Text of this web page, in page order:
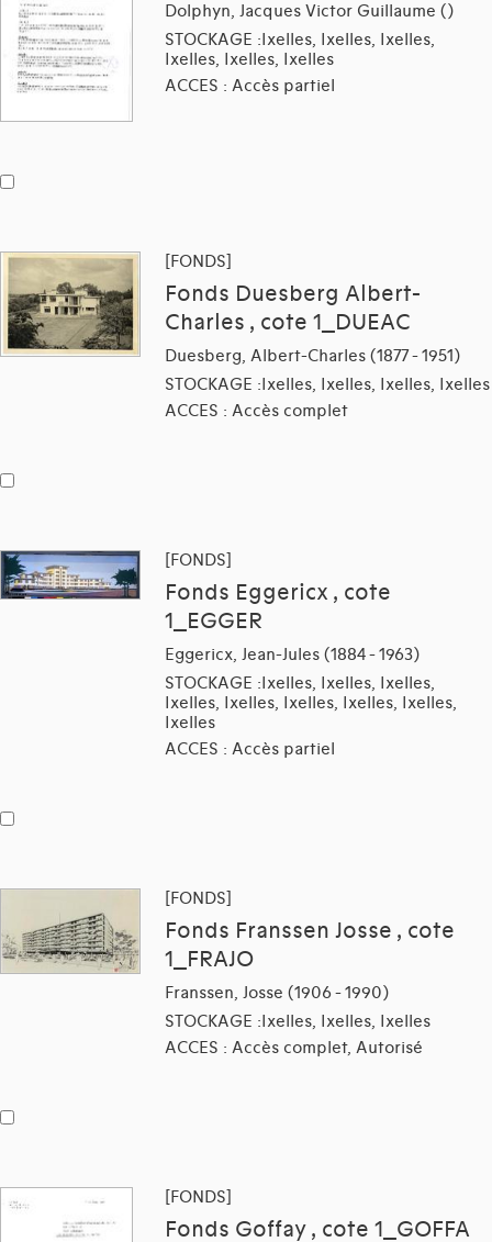
Dolphyn, Jacques Victor Guillaume ()
STOCKAGE :Ixelles, Ixelles, Ixelles,
Ixelles, Ixelles, Ixelles
ACCES : Accès partiel
[FONDS]
Fonds Duesberg Albert-
Charles , cote 1_DUEAC
Duesberg, Albert-Charles (1877 - 1951)
STOCKAGE :Ixelles, Ixelles, Ixelles, Ixelles
ACCES : Accès complet
[FONDS]
Fonds Eggericx , cote
1_EGGER
Eggericx, Jean-Jules (1884 - 1963)
STOCKAGE :Ixelles, Ixelles, Ixelles,
Ixelles, Ixelles, Ixelles, Ixelles, Ixelles,
Ixelles
ACCES : Accès partiel
[FONDS]
Fonds Franssen Josse , cote
1_FRAJO
Franssen, Josse (1906 - 1990)
STOCKAGE :Ixelles, Ixelles, Ixelles
ACCES : Accès complet, Autorisé
[FONDS]
Fonds Goffay , cote 1_GOFFA